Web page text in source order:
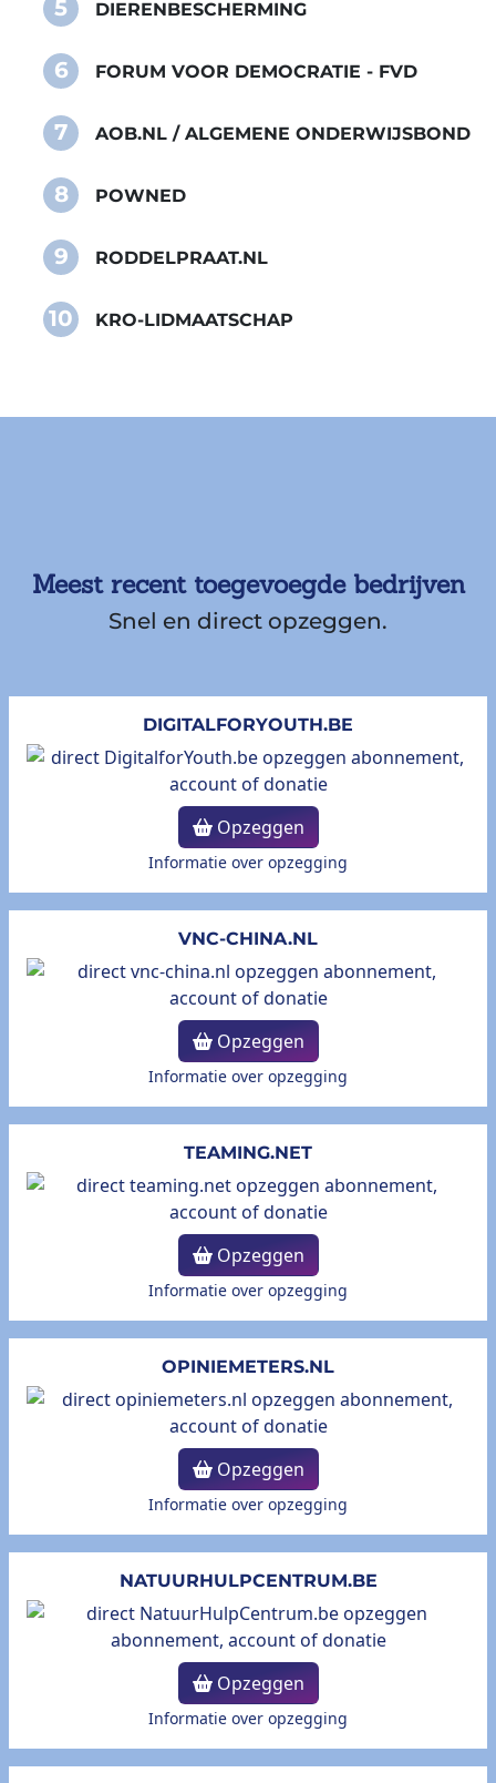
5 DIERENBESCHERMING
6 FORUM VOOR DEMOCRATIE - FVD
7 AOB.NL / ALGEMENE ONDERWIJSBOND
8 POWNED
9 RODDELPRAAT.NL
10 KRO-LIDMAATSCHAP
Meest recent toegevoegde bedrijven
Snel en direct opzeggen.
DIGITALFORYOUTH.BE
Opzeggen
Informatie over opzegging
VNC-CHINA.NL
Opzeggen
Informatie over opzegging
TEAMING.NET
Opzeggen
Informatie over opzegging
OPINIEMETERS.NL
Opzeggen
Informatie over opzegging
NATUURHULPCENTRUM.BE
Opzeggen
Informatie over opzegging